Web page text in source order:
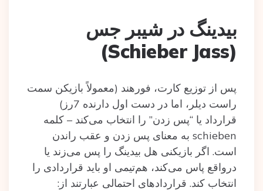
بیدینگ در شیبر جس
(Schieber Jass)
پس از توزیع کارت، فورهند (معمولاً بازیکن سمت
راست دیلر، اما در دست اول دارنده‌ 7رز)
قرارداد یا “پس زدن‌” را انتخاب می‌کند – کلمه
schieben به معنای پس زدن و عقب راندن‌
است. اگر بازیکنی هل بیدینگ را پس می‌زند یا
درواقع پاس می‌کند، هم‌تیمی او باید قراردادی را
انتخاب کند. قراردادهای احتمالی عبارتند از: